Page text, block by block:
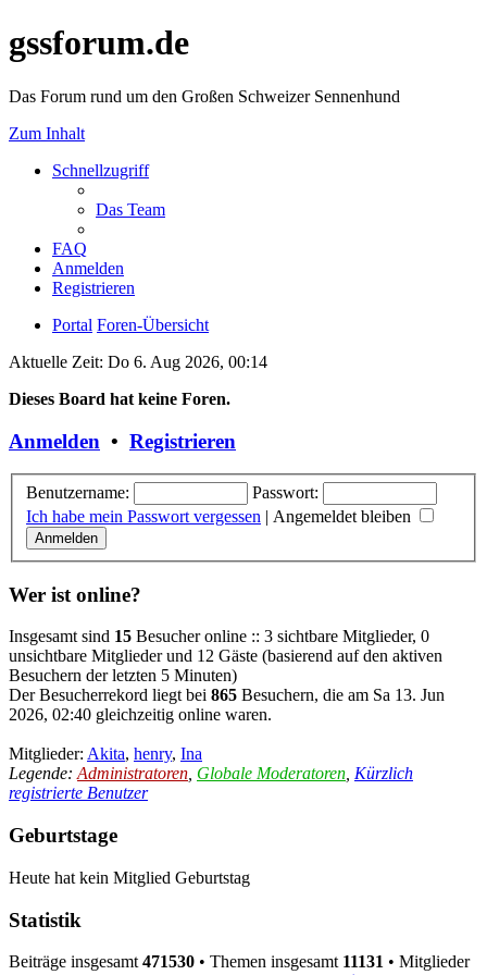
gssforum.de
Das Forum rund um den Großen Schweizer Sennenhund
Zum Inhalt
Schnellzugriff
Das Team
FAQ
Anmelden
Registrieren
Portal Foren-Übersicht
Aktuelle Zeit: Do 6. Aug 2026, 00:14
Dieses Board hat keine Foren.
Anmelden • Registrieren
Benutzername:
Passwort:
Ich habe mein Passwort vergessen | Angemeldet bleiben
Wer ist online?
Insgesamt sind 15 Besucher online :: 3 sichtbare Mitglieder, 0
unsichtbare Mitglieder und 12 Gäste (basierend auf den aktiven
Besuchern der letzten 5 Minuten)
Der Besucherrekord liegt bei 865 Besuchern, die am Sa 13. Jun
2026, 02:40 gleichzeitig online waren.
Mitglieder: Akita, henry, Ina
Legende: Administratoren Globale Moderatoren Kürzlich
registrierte Benutzer
Geburtstage
Heute hat kein Mitglied Geburtstag
Statistik
Beiträge insgesamt 471530 • Themen insgesamt 11131 • Mitglieder